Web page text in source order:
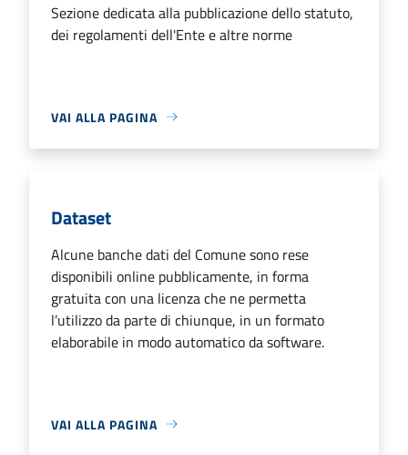
Sezione dedicata alla pubblicazione dello statuto,
dei regolamenti dell'Ente e altre norme
VAI ALLA PAGINA
Dataset
Alcune banche dati del Comune sono rese
disponibili online pubblicamente, in forma
gratuita con una licenza che ne permetta
l’utilizzo da parte di chiunque, in un formato
elaborabile in modo automatico da software.
VAI ALLA PAGINA